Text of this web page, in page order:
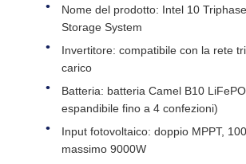
Nome del prodotto: Intel 10
Storage System
Invertitore: compatibile con la rete
carico
Batteria: batteria Camel B10
espandibile fino a 4 confezioni)
Input fotovoltaico: doppio MPPT,
massimo 9000W